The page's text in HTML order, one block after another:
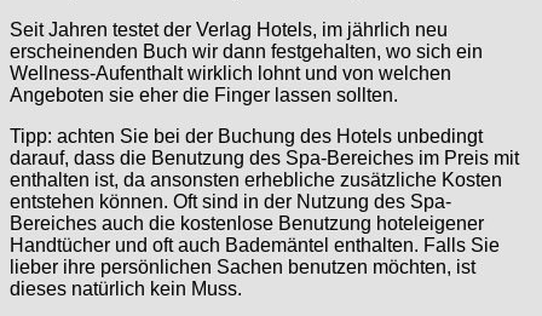
Seit Jahren testet der Verlag Hotels, im jährlich neu
erscheinenden Buch wir dann festgehalten, wo sich ein
Wellness-Aufenthalt wirklich lohnt und von welchen
Angeboten sie eher die Finger lassen sollten.
Tipp: achten Sie bei der Buchung des Hotels unbedingt
darauf, dass die Benutzung des Spa-Bereiches im Preis mit
enthalten ist, da ansonsten erhebliche zusätzliche Kosten
entstehen können. Oft sind in der Nutzung des Spa-
Bereiches auch die kostenlose Benutzung hoteleigener
Handtücher und oft auch Bademäntel enthalten. Falls Sie
lieber ihre persönlichen Sachen benutzen möchten, ist
dieses natürlich kein Muss.